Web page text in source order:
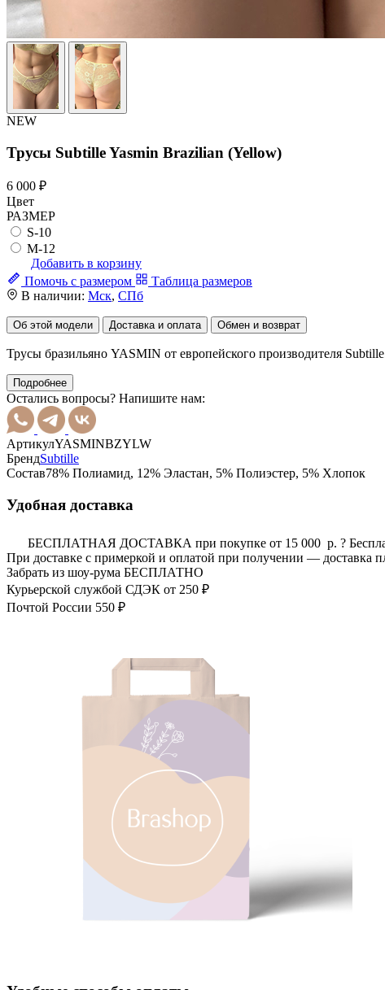
NEW
Трусы Subtille Yasmin Brazilian (Yellow)
6 000 ₽
Цвет
РАЗМЕР
S-10
M-12
Добавить в корзину
Помочь с размером
Таблица размеров
В наличии: Мск, СПб
Об этой модели Доставка и оплата Обмен и возврат
Трусы бразильяно YASMIN от европейского производителя
Подробнее
Остались вопросы? Напишите нам:
АртикулYASMINBZYLW
БрендSubtille
Состав78% Полиамид, 12% Эластан, 5% Полиэстер, 5% Хлопок
Удобная доставка
БЕСПЛАТНАЯ ДОСТАВКА при покупке от 15 000 р. ?
При доставке с примеркой и оплатой при получении — доставка
Забрать из шоу-рума БЕСПЛАТНО
Курьерской службой СДЭК от 250 ₽
Почтой России 550 ₽